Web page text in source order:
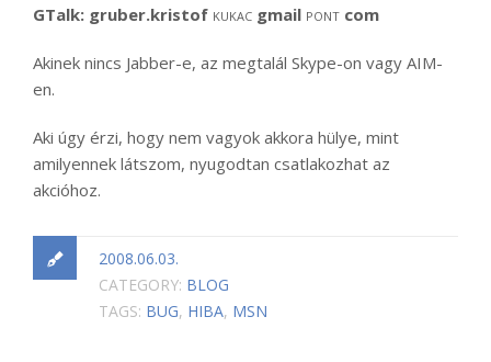
GTalk: gruber.kristof KUKAC gmail PONT com
Akinek nincs Jabber-e, az megtalál Skype-on vagy AIM-
en.
Aki úgy érzi, hogy nem vagyok akkora hülye, mint
amilyennek látszom, nyugodtan csatlakozhat az
akcióhoz.
2008.06.03.
CATEGORY: BLOG
TAGS: BUG, HIBA, MSN